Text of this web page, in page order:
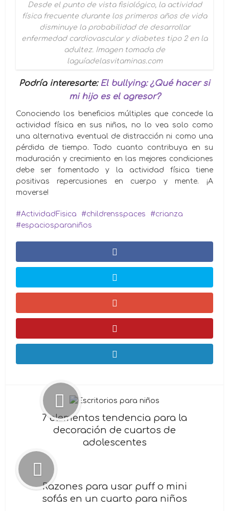
Desde el punto de vista fisiológico, la actividad
física frecuente durante los primeros años de vida
disminuye la probabilidad de desarrollar
enfermedad cardiovascular y diabetes tipo 2 en la
adultez. Imagen tomada de
laguíadelasvitaminas.com
Podría interesarte: El bullying: ¿Qué hacer si
mi hijo es el agresor?
Conociendo los beneficios múltiples que concede la
actividad física en sus niños, no lo vea solo como
una alternativa eventual de distracción ni como una
pérdida de tiempo. Todo cuanto contribuya en su
maduración y crecimiento en las mejores condiciones
debe ser fomentado y la actividad física tiene
positivas repercusiones en cuerpo y mente. ¡A
moverse!
ActividadFisica childrensspaces
crianza
espaciosparaniños
7 elementos tendencia para la
decoración de cuartos de
adolescentes
Razones para usar puff o mini
sofás en un cuarto para niños